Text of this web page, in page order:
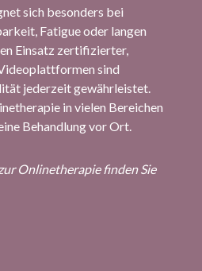
sich besonders bei
Fatigue oder langen
Einsatz zertifizierter,
sind
jederzeit gewährleistet.
in vielen Bereichen
Behandlung vor Ort.
Onlinetherapie finden Sie